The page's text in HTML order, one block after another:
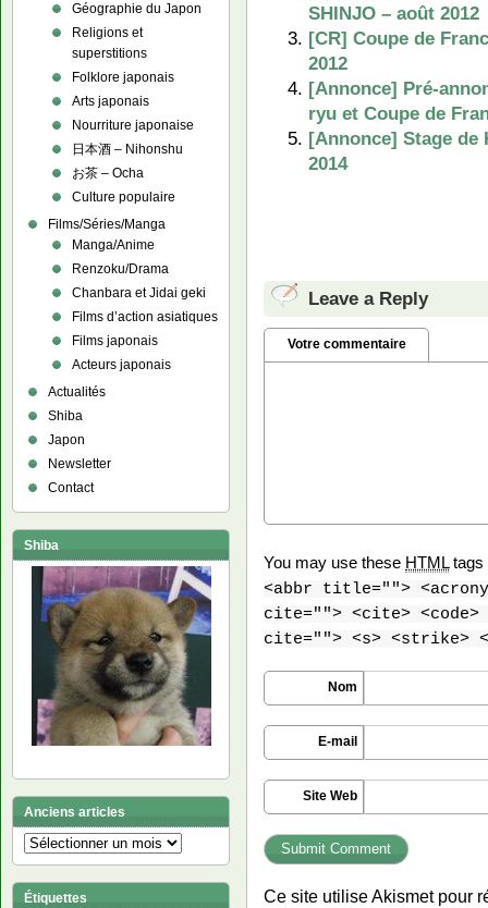
SHINJO – août 2012
[CR] Coupe de
2012
[Annonce] Pré-
ryu et Coupe de
[Annonce] Stage de
2014
Leave a Reply
Votre commentaire
You may use these HTMLtags
<abbr title="">
cite=""> <cite> <code>
cite=""> <s> <strike>
Nom
E-mail
Site Web
Ce site utilise Akismet pour
Géographie du Japon
Religions et
superstitions
Folklore japonais
Arts japonais
Nourriture japonaise
日本酒 – Nihonshu
お茶 – Ocha
Culture populaire
Films/Séries/Manga
Manga/Anime
Renzoku/Drama
Chanbara et Jidai geki
Films d’action asiatiques
Films japonais
Acteurs japonais
Actualités
Shiba
Japon
Newsletter
Contact
Shiba
Anciens articles
Anciens
articles
Étiquettes